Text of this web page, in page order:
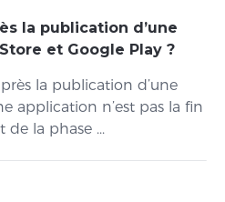
la publication d’une
et Google Play ?
la publication d’une
application n’est pas la fin
la phase ...